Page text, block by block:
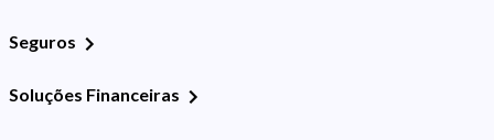
Seguros
Soluções Financeiras